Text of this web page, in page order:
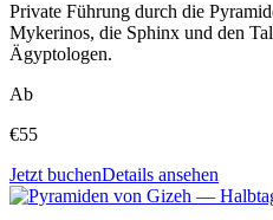
Private Führung durch die
Mykerinos, die Sphinx und den
Ägyptologen.
Ab
€55
Jetzt buchenDetails ansehen